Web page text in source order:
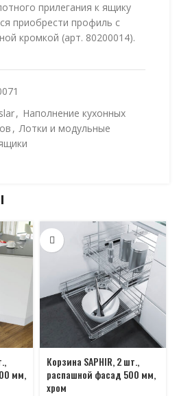
прилегания к ящику
приобрести профиль с
кромкой (арт. 80200014).
, Наполнение кухонных
, Лотки и модульные
мм,
Корзина SAPHIR, 2 шт.,
распашной фасад 500 мм,
хром